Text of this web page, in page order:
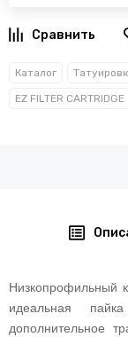
Каталог
EZ FILTER CARTRIDGE
Низкопрофильный
идеальная
дополнительное